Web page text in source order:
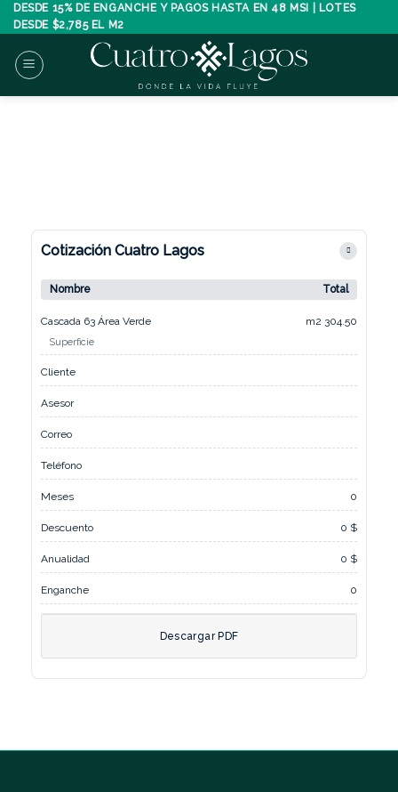
Skip
to
content
DESDE 15% DE ENGANCHE Y PAGOS HASTA EN 48 MSI | LOTES
DESDE $2,785 EL M2
Cotización Cuatro Lagos
Nombre Total
Cascada 63 Área Verde
Superficie
m2 304.50
Cliente
Asesor
Correo
Teléfono
Meses 0
Descuento 0 $
Anualidad 0 $
Enganche 0
Descargar PDF